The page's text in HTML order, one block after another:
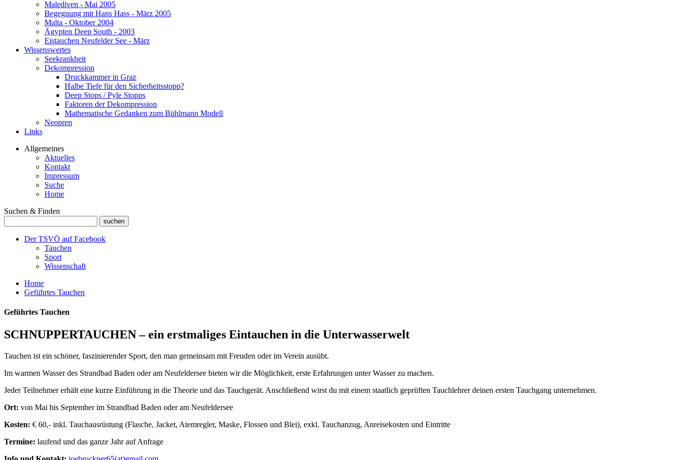
Malediven - Mai 2005
Begegnung mit Hans Hass - März 2005
Malta - Oktober 2004
Ägypten Deep South - 2003
Eistauchen Neufelder See - März
Wissenswertes
Seekrankheit
Dekompression
Druckkammer in Graz
Halbe Tiefe für den Sicherheitsstopp?
Deep Stops / Pyle Stopps
Faktoren der Dekompression
Mathematische Gedanken zum Bühlmann Modell
Neopren
Links
Allgemeines
Aktuelles
Kontakt
Impressum
Suche
Home
Suchen & Finden
Der TSVÖ auf Facebook
Tauchen
Sport
Wissenschaft
Home
Geführtes Tauchen
Geführtes Tauchen
SCHNUPPERTAUCHEN – ein erstmaliges Eintauchen in die Unterwasserwelt
Tauchen ist ein schöner, faszinierender Sport, den man gemeinsam mit Freuden oder im Verein ausübt.
Im warmen Wasser des Strandbad Baden oder am Neufeldersee bieten wir die Möglichkeit, erste Erfahrungen unter Wasser zu machen.
Jeder Teilnehmer erhält eine kurze Einführung in die Theorie und das Tauchgerät. Anschließend wirst du mit einem staatlich geprüften Tauchlehrer deinen ersten Tauchgang unternehmen.
Ort: von Mai bis September im Strandbad Baden oder am Neufeldersee
Kosten: € 60,- inkl. Tauchausrüstung (Flasche, Jacket, Atemregler, Maske, Flossen und Blei), exkl. Tauchanzug, Anreisekosten und Eintritte
Termine: laufend und das ganze Jahr auf Anfrage